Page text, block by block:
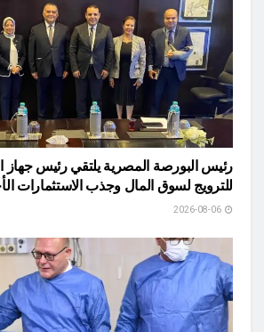
رئيس البورصة المصرية يلتقي رئيس جهاز
للترويج لسوق المال وجذب الاستثمارات